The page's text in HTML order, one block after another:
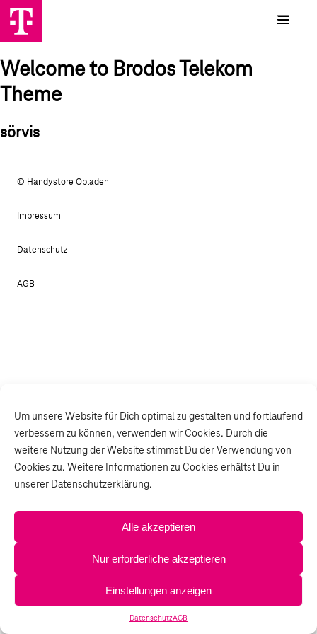
Um unsere Website für Dich optimal zu gestalten und fortlaufend
verbessern zu können, verwenden wir Cookies. Durch die
weitere Nutzung der Website stimmst Du der Verwendung von
Cookies zu. Weitere Informationen zu Cookies erhältst Du in
unserer Datenschutzerklärung.
Alle akzeptieren
Nur erforderliche akzeptieren
Einstellungen anzeigen
DatenschutzAGB
Welcome to Brodos Telekom
Theme
sörvis
© Handystore Opladen
Impressum
Datenschutz
AGB